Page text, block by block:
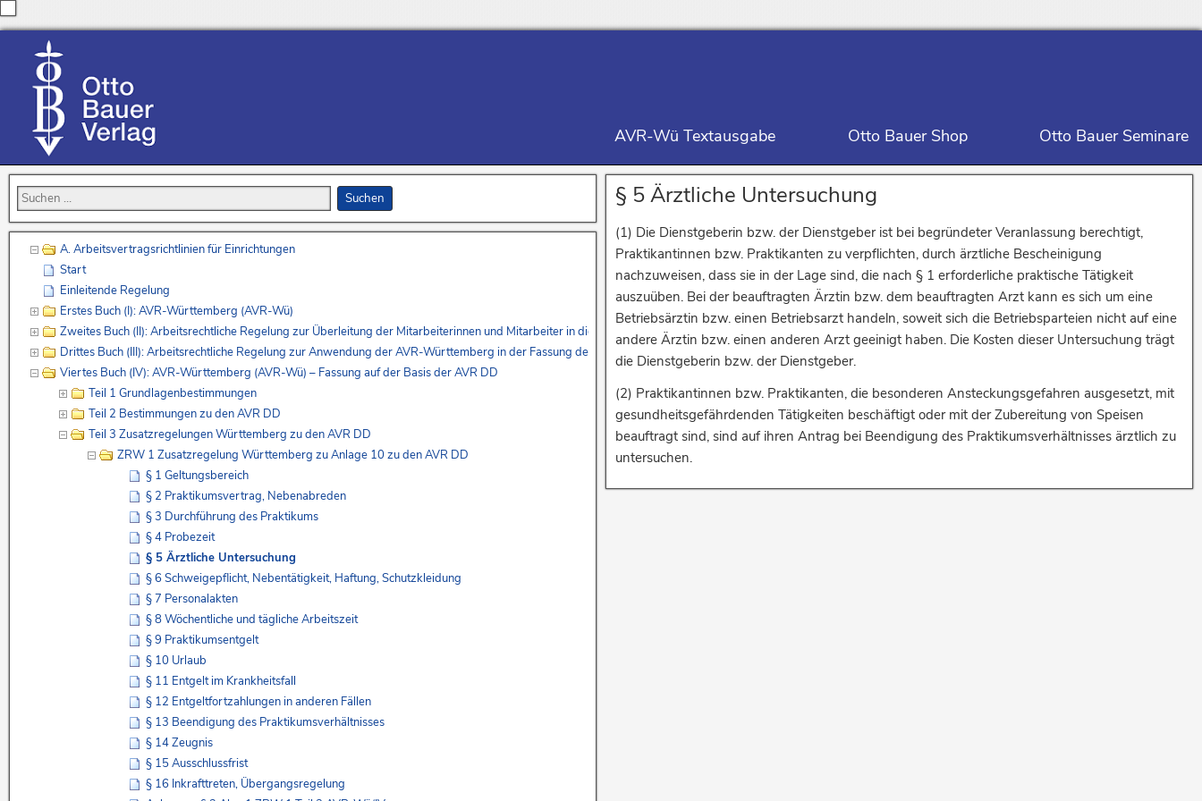
AVR-Wü Textausgabe Otto Bauer Shop Otto Bauer Seminare
§ 5 Ärztliche Untersuchung
(1) Die Dienstgeberin bzw. der Dienstgeber ist bei begründeter Veranlassung berechtigt,
Praktikantinnen bzw. Praktikanten zu verpflichten, durch ärztliche Bescheinigung
nachzuweisen, dass sie in der Lage sind, die nach § 1 erforderliche praktische Tätigkeit
auszuüben. Bei der beauftragten Ärztin bzw. dem beauftragten Arzt kann es sich um eine
Betriebsärztin bzw. einen Betriebsarzt handeln, soweit sich die Betriebsparteien nicht auf eine
andere Ärztin bzw. einen anderen Arzt geeinigt haben. Die Kosten dieser Untersuchung trägt
die Dienstgeberin bzw. der Dienstgeber.
(2) Praktikantinnen bzw. Praktikanten, die besonderen Ansteckungsgefahren ausgesetzt, mit
gesundheitsgefährdenden Tätigkeiten beschäftigt oder mit der Zubereitung von Speisen
beauftragt sind, sind auf ihren Antrag bei Beendigung des Praktikumsverhältnisses ärztlich zu
untersuchen.
A. Arbeitsvertragsrichtlinien für Einrichtungen
Start
Einleitende Regelung
Erstes Buch (I): AVR-Württemberg (AVR-Wü)
Zweites Buch (II): Arbeitsrechtliche Regelung zur Überleitung der Mitarbeiterinnen und Mitarbeiter in die AVR-Württemberg – Erstes Buch – und zur Regelung des Übergangsrechts (Seite 263)
Drittes Buch (III): Arbeitsrechtliche Regelung zur Anwendung der AVR-Württemberg in der Fassung des Vierten Buches und zur Überleitung der Mitarbeiterinnen und Mitarbeiter in die AVR-Württemberg – Viertes Buch –
Viertes Buch (IV): AVR-Württemberg (AVR-Wü) – Fassung auf der Basis der AVR DD
Teil 1 Grundlagenbestimmungen
Teil 2 Bestimmungen zu den AVR DD
Teil 3 Zusatzregelungen Württemberg zu den AVR DD
ZRW 1 Zusatzregelung Württemberg zu Anlage 10 zu den AVR DD
§ 1 Geltungsbereich
§ 2 Praktikumsvertrag, Nebenabreden
§ 3 Durchführung des Praktikums
§ 4 Probezeit
§ 5 Ärztliche Untersuchung
§ 6 Schweigepflicht, Nebentätigkeit, Haftung, Schutzkleidung
§ 7 Personalakten
§ 8 Wöchentliche und tägliche Arbeitszeit
§ 9 Praktikumsentgelt
§ 10 Urlaub
§ 11 Entgelt im Krankheitsfall
§ 12 Entgeltfortzahlungen in anderen Fällen
§ 13 Beendigung des Praktikumsverhältnisses
§ 14 Zeugnis
§ 15 Ausschlussfrist
§ 16 Inkrafttreten, Übergangsregelung